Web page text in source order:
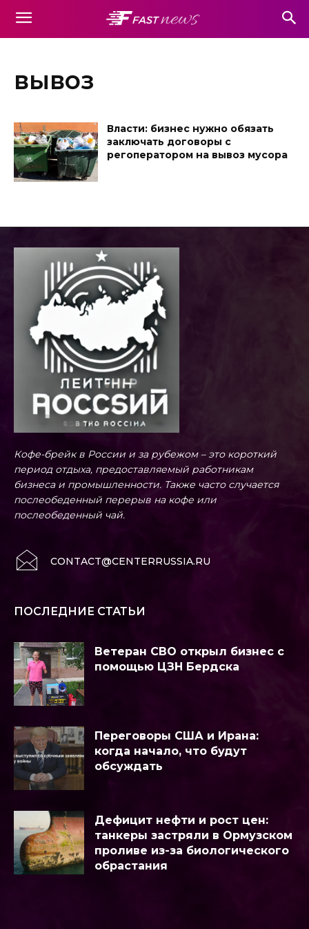
вывоз
Власти: бизнес нужно обязать
заключать договоры с
регоператором на вывоз мусора
Кофе-брейк в России и за рубежом – это короткий
период отдыха, предоставляемый работникам
бизнеса и промышленности. Также часто случается
послеобеденный перерыв на кофе или
послеобеденный чай.
CONTACT@CENTERRUSSIA.RU
ПОСЛЕДНИЕ СТАТЬИ
Ветеран СВО открыл бизнес с
помощью ЦЗН Бердска
Переговоры США и Ирана:
когда начало, что будут
обсуждать
Дефицит нефти и рост цен:
танкеры застряли в Ормузском
проливе из-за биологического
обрастания